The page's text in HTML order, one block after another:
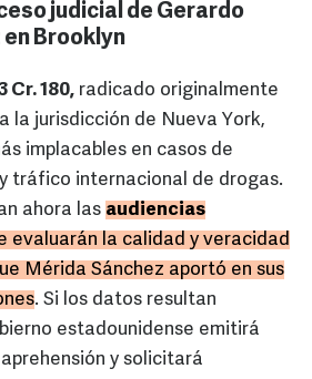
judicial de Gerardo
Brooklyn
Cr. 180, radicado originalmente
la jurisdicción de Nueva York,
implacables en casos de
tráfico internacional de drogas.
ahora las audiencias
evaluarán la calidad y veracidad
Mérida Sánchez aportó en sus
. Si los datos resultan
estadounidense emitirá
y solicitará